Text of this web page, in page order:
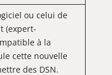
ou celui de
(expert-
à la
cette nouvelle
des DSN.